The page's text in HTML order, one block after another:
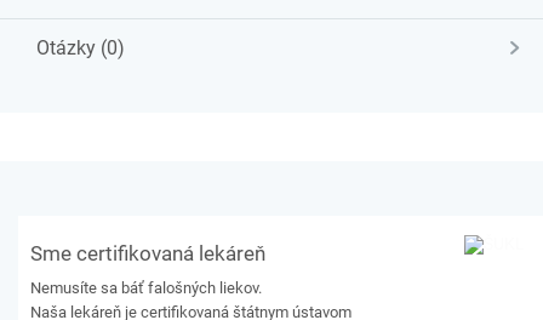
Otázky (0)
Sme certifikovaná lekáreň
Nemusíte sa báť falošných liekov.
Naša lekáreň je certifikovaná štátnym ústavom